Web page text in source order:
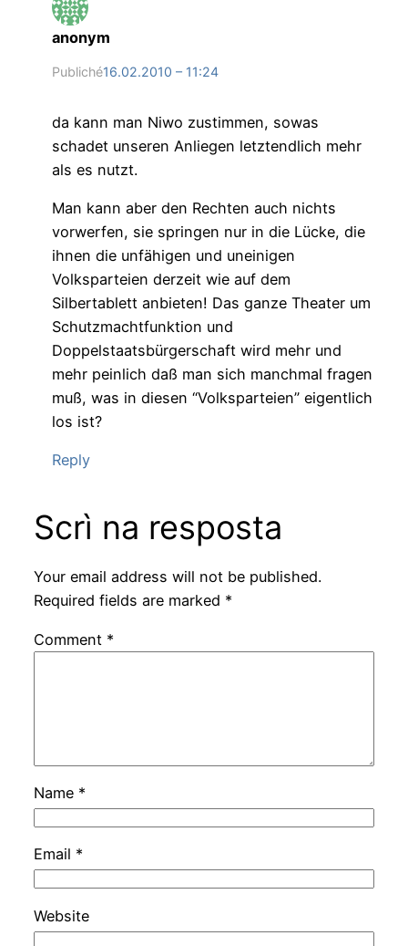
anonym
Publiché16.02.2010 – 11:24
da kann man Niwo zustimmen, sowas
schadet unseren Anliegen letztendlich mehr
als es nutzt.
Man kann aber den Rechten auch nichts
vorwerfen, sie springen nur in die Lücke, die
ihnen die unfähigen und uneinigen
Volksparteien derzeit wie auf dem
Silbertablett anbieten! Das ganze Theater um
Schutzmachtfunktion und
Doppelstaatsbürgerschaft wird mehr und
mehr peinlich daß man sich manchmal fragen
muß, was in diesen “Volksparteien” eigentlich
los ist?
Reply
Scrì na resposta
Your email address will not be published.
Required fields are marked *
Comment *
Name *
Email *
Website